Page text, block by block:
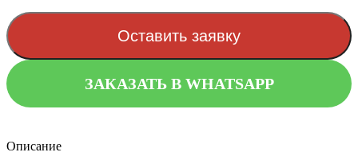
Оставить заявку
ЗАКАЗАТЬ В WHATSAPP
Описание